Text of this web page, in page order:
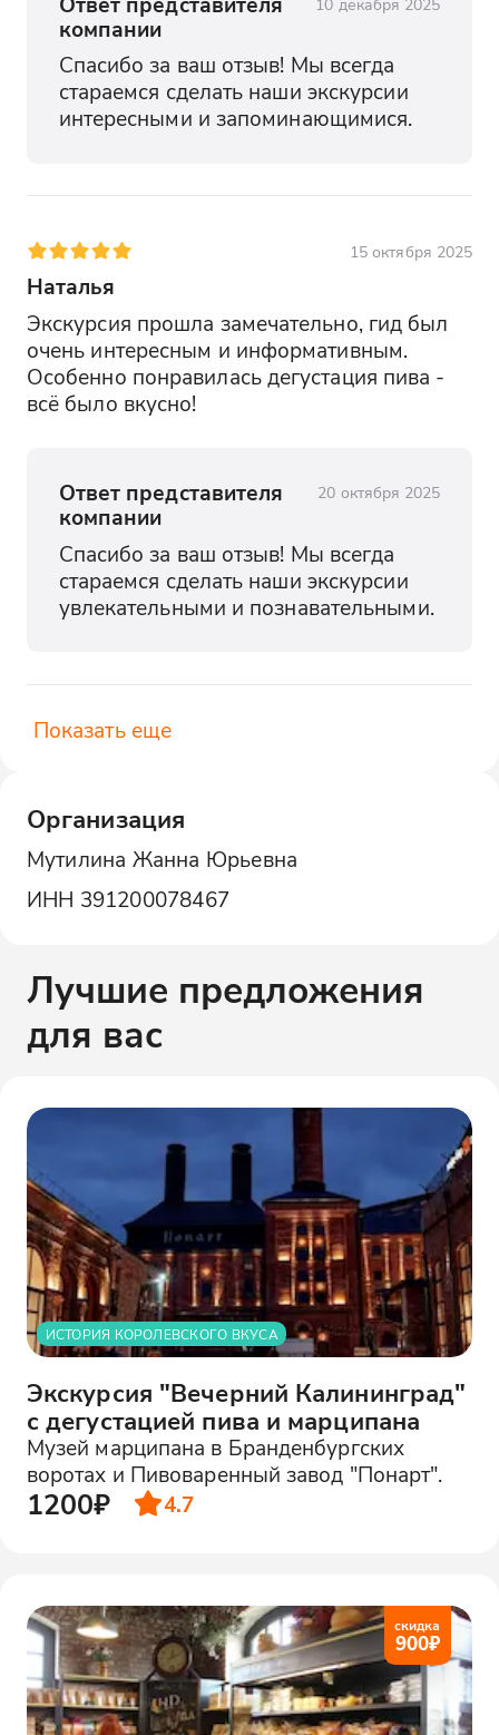
компании
Спасибо за ваш отзыв! Мы всегда
стараемся сделать наши экскурсии
интересными и запоминающимися.
15 октября 2025
Наталья
Экскурсия прошла замечательно, гид был
очень интересным и информативным.
Особенно понравилась дегустация пива -
всё было вкусно!
Ответ представителя
компании
20 октября 2025
Спасибо за ваш отзыв! Мы всегда
стараемся сделать наши экскурсии
увлекательными и познавательными.
Показать еще
Организация
Мутилина Жанна Юрьевна
ИНН 391200078467
Лучшие предложения
для вас
ИСТОРИЯ КОРОЛЕВСКОГО ВКУСА
Экскурсия "Вечерний Калининград"
с дегустацией пива и марципана
Музей марципана в Бранденбургских
воротах и Пивоваренный завод "Понарт".
1200₽ 4.7
скидка
900₽